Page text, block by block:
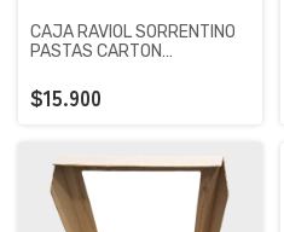
CAJA RAVIOL SORRENTINO
PASTAS CARTON
X 100 UNIDADES
$15.900